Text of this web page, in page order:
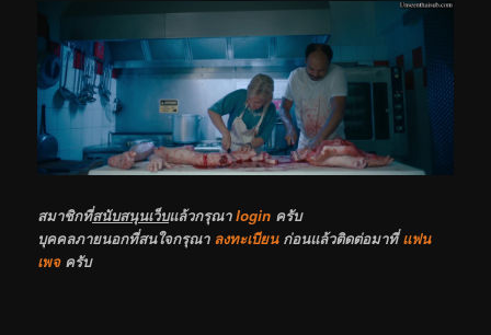
สมาชิกที่สนับสนุนเว็บแล้วกรุณาlogin ครับ
บุคคลภายนอกที่สนใจกรุณา ลงทะเบียนก่อนแล้วติดต่อมาที่แฟน
เพจครับ